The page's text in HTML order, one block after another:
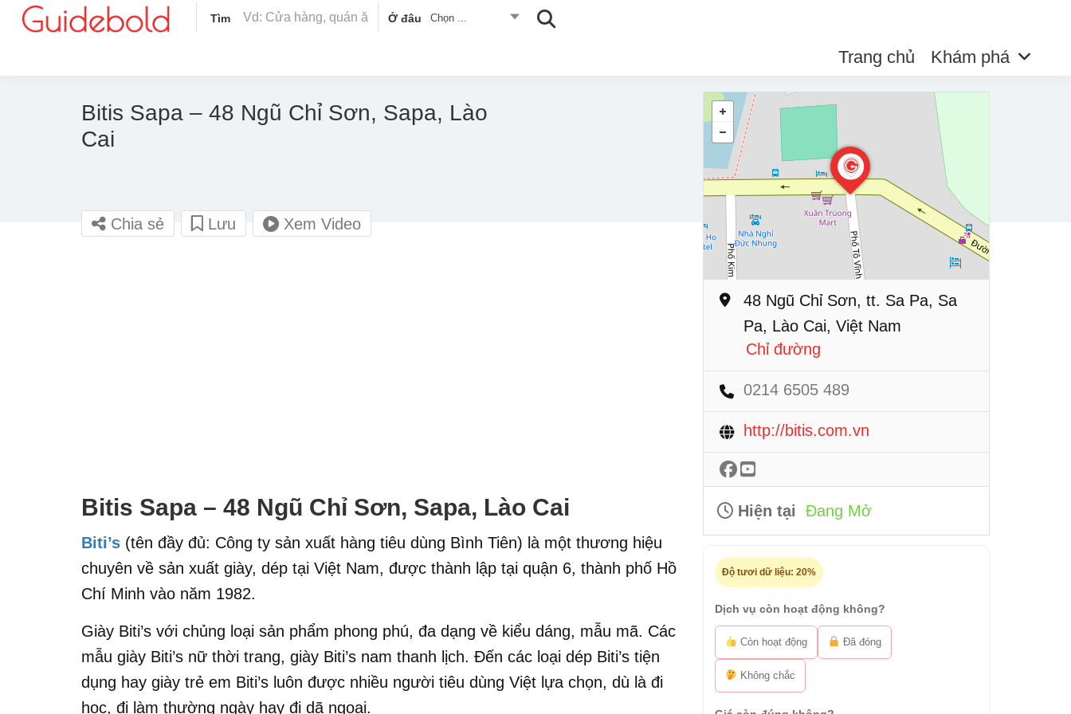
Tìm Ở đâu Chọn ...
Trang chủ Khám phá
Bitis Sapa – 48 Ngũ Chỉ Sơn, Sapa, Lào
Cai
Chia sẻ Lưu Xem Video
Bitis Sapa – 48 Ngũ Chỉ Sơn, Sapa, Lào Cai
Biti’s (tên đầy đủ: Công ty sản xuất hàng tiêu dùng Bình Tiên) là một thương hiệu
chuyên về sản xuất giày, dép tại Việt Nam, được thành lập tại quận 6, thành phố Hồ
Chí Minh vào năm 1982.
Giày Biti’s với chủng loại sản phẩm phong phú, đa dạng về kiểu dáng, mẫu mã. Các
mẫu giày Biti’s nữ thời trang, giày Biti’s nam thanh lịch. Đến các loại dép Biti’s tiện
dụng hay giày trẻ em Biti’s luôn được nhiều người tiêu dùng Việt lựa chọn, dù là đi
học, đi làm thường ngày hay đi dã ngoại.
48 Ngũ Chỉ Sơn, tt. Sa Pa, Sa
Pa, Lào Cai, Việt Nam
Chỉ đường
0214 6505 489
http://bitis.com.vn
Hiện tại Đang Mở
Độ tươi dữ liệu: 20%
Dịch vụ còn hoạt động không?
Còn hoạt động Đã đóng
Không chắc